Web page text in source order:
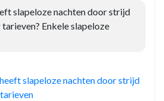
slapeloze nachten door strijd
Enkele slapeloze
slapeloze nachten door strijd